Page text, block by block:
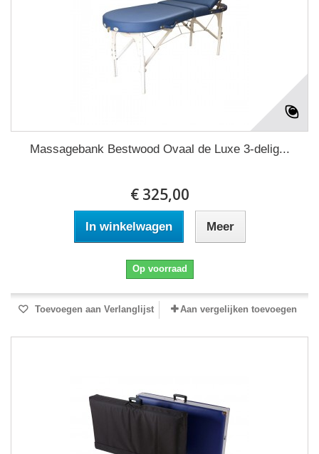
Massagebank Bestwood Ovaal de Luxe 3-delig...
€ 325,00
In winkelwagen Meer
Op voorraad
Toevoegen aan Verlanglijst Aan vergelijken toevoegen